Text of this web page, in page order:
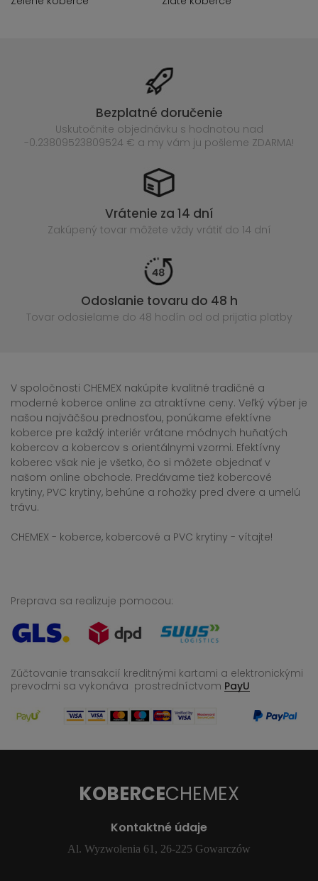
Bezplatné doručenie
Uskutočnite objednávku s hodnotou nad
-0.23809523809524 € a my vám ju pošleme ZDARMA!
Vrátenie za 14 dní
Zakúpený tovar môžete vždy vrátiť do 14 dní
Odoslanie tovaru do 48 h
Tovar odosielame do 48 hodín od od prijatia platby
V spoločnosti CHEMEX nakúpite kvalitné tradičné a
moderné koberce online za atraktívne ceny. Veľký výber je
našou najväčšou prednosťou, ponúkame efektívne
koberce pre každý interiér vrátane módnych huňatých
kobercov a kobercov s orientálnymi vzormi. Efektívny
koberec však nie je všetko, čo si môžete objednať v
našom online obchode. Predávame tiež kobercové
krytiny, PVC krytiny, behúne a rohožky pred dvere a umelú
trávu.
CHEMEX - koberce, kobercové a PVC krytiny - vítajte!
Preprava sa realizuje pomocou:
Zúčtovanie transakcií kreditnými kartami a elektronickými
prevodmi sa vykonáva prostredníctvom PayU
KOBERCECHEMEX
Kontaktné údaje
Al. Wyzwolenia 61, 26-225 Gowarczów